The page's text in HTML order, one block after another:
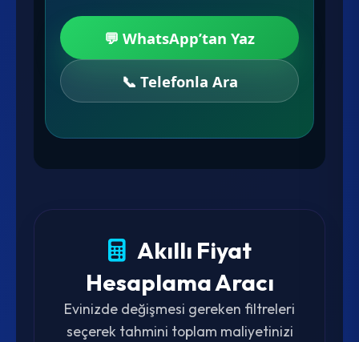
💬 WhatsApp’tan Yaz
📞 Telefonla Ara
Akıllı Fiyat
Hesaplama Aracı
Evinizde değişmesi gereken filtreleri
seçerek tahmini toplam maliyetinizi